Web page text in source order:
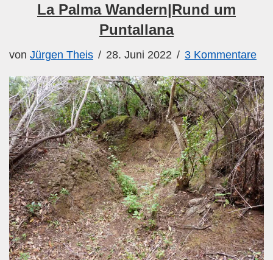
La Palma Wandern|Rund um
Puntallana
von Jürgen Theis 28. Juni 2022 3 Kommentare